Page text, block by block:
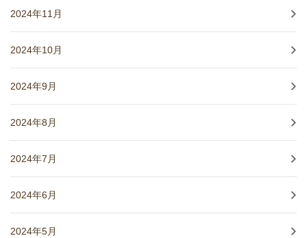
2024年11月
2024年10月
2024年9月
2024年8月
2024年7月
2024年6月
2024年5月